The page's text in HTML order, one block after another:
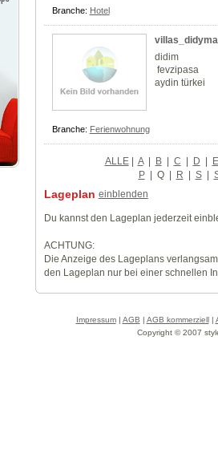
Branche: Hotel
villas_didyma
didim
fevzipasa
aydin türkei
Branche: Ferienwohnung
ALLE| A | B | C | D | E
P | Q | R | S |
Lageplan einblenden
Du kannst den Lageplan jederzeit
ACHTUNG:
Die Anzeige des Lageplans
den Lageplan nur bei einer schnellen
Impressum| AGB | AGB kommerziell|
Copyright © 2007